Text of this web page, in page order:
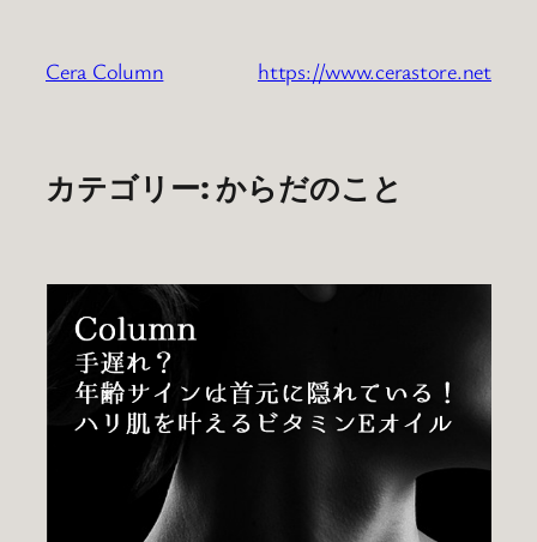
Cera Column https://www.cerastore.net
カテゴリー:からだのこと